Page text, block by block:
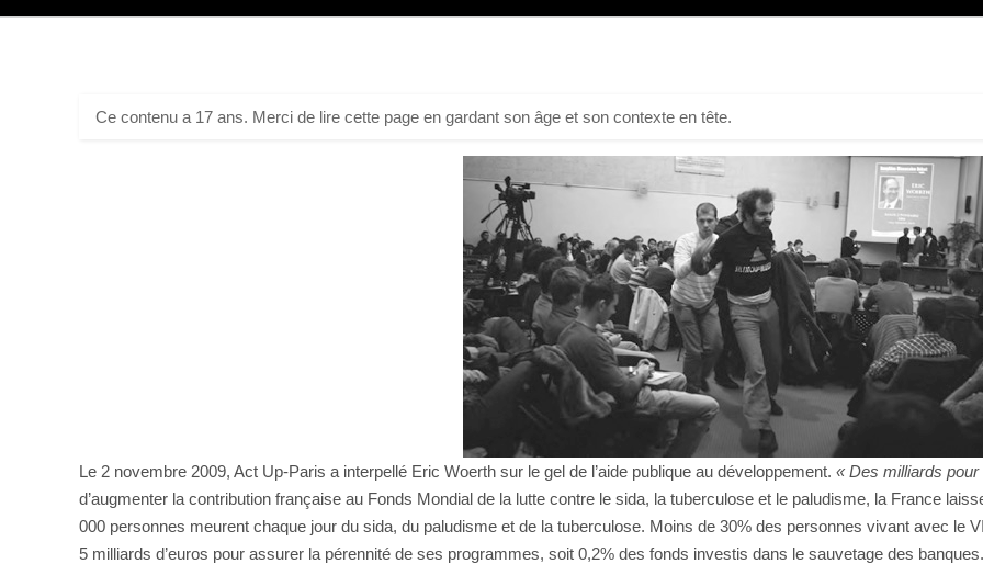
Ce contenu a 17 ans. Merci de lire cette page en gardant son âge et son contexte en tête.
Le 2 novembre 2009, Act Up-Paris a interpellé Eric Woerth sur le gel de l’aide publique au développement. « Des milliards
d’augmenter la contribution française au Fonds Mondial de la lutte contre le sida, la tuberculose et le paludisme, la France
000 personnes meurent chaque jour du sida, du paludisme et de la tuberculose. Moins de 30% des personnes vivant avec le
5 milliards d’euros pour assurer la pérennité de ses programmes, soit 0,2% des fonds investis dans le sauvetage des